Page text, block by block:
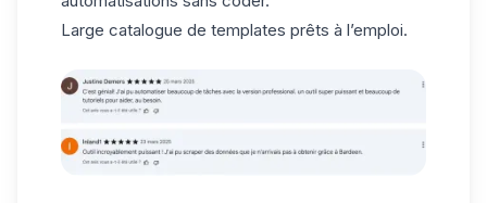
Large catalogue de templates prêts à l’emploi.